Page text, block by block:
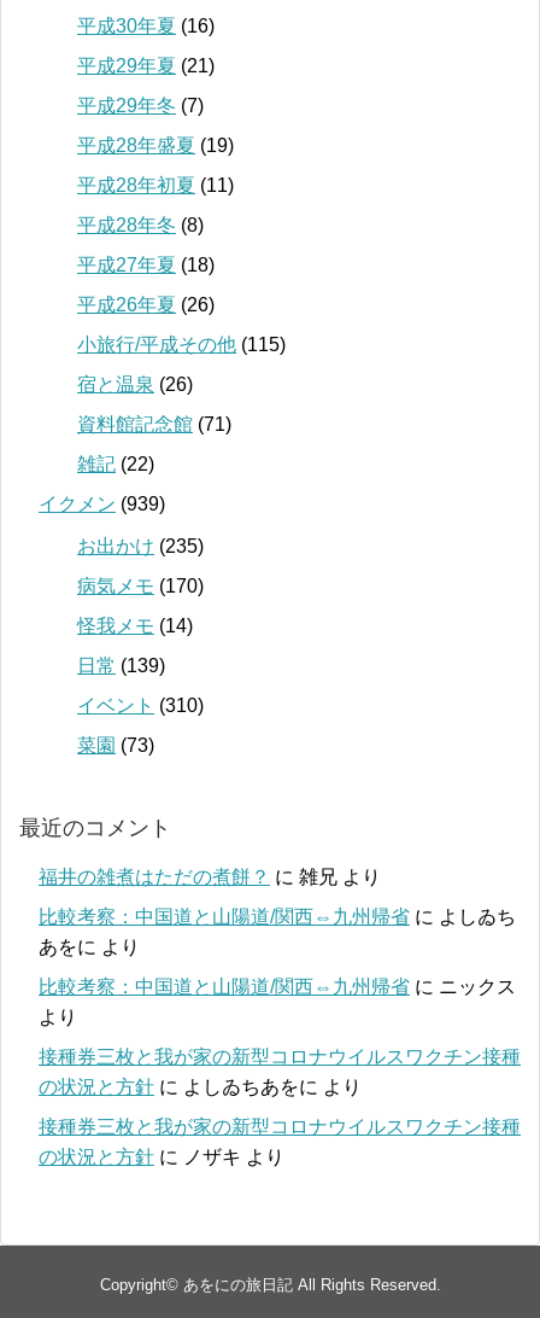
平成30年夏 (16)
平成29年夏 (21)
平成29年冬 (7)
平成28年盛夏 (19)
平成28年初夏 (11)
平成28年冬 (8)
平成27年夏 (18)
平成26年夏 (26)
小旅行/平成その他 (115)
宿と温泉 (26)
資料館記念館 (71)
雑記 (22)
イクメン (939)
お出かけ (235)
病気メモ (170)
怪我メモ (14)
日常 (139)
イベント (310)
菜園 (73)
最近のコメント
福井の雑煮はただの煮餅？ に 雑兄 より
比較考察：中国道と山陽道/関西⇔九州帰省 に よしゐち
あをに より
比較考察：中国道と山陽道/関西⇔九州帰省 に ニックス
より
接種券三枚と我が家の新型コロナウイルスワクチン接種
の状況と方針 に よしゐちあをに より
接種券三枚と我が家の新型コロナウイルスワクチン接種
の状況と方針 に ノザキ より
Copyright© あをにの旅日記All Rights Reserved.